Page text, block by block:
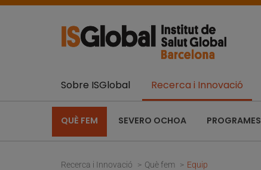
Sobre ISGlobal Recerca i Innovació
QUÈ FEM SEVERO OCHOA PROGRAMES
Recerca i Innovació Què fem Equip